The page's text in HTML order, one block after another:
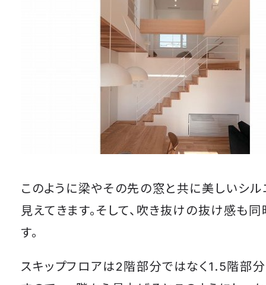
このように梁やその先の窓と共に美しいシル
見えてきます。そして、吹き抜けの抜け感も
す。
スキップフロアは2階部分ではなく1.5階部